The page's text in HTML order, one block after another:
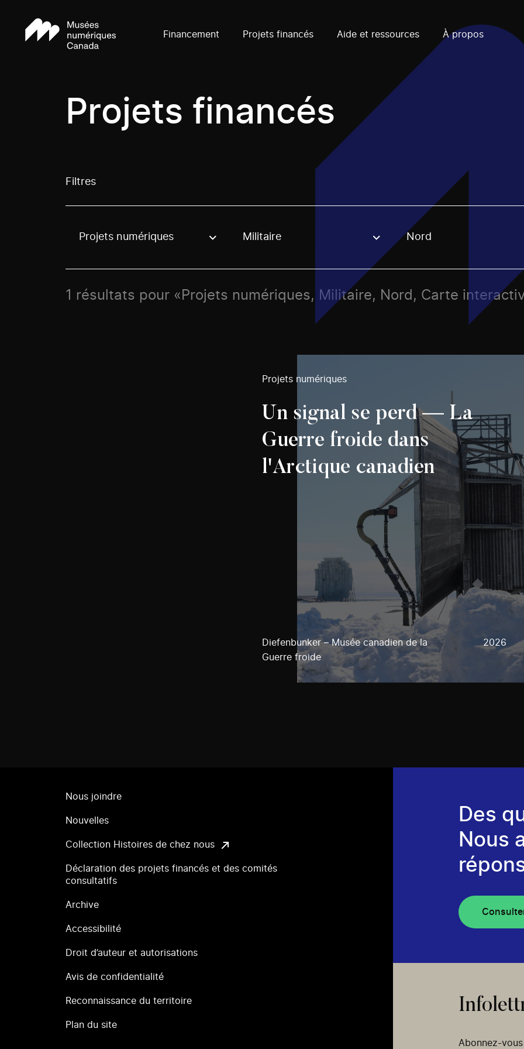
Financement Projets financés Aide et ressources À propos
Projets financés
Filtres
Use these options to filter projects by topic, stream or regon. The filter will be applied when selecting
Projets numériques Militaire Nord
1 résultats pour «Projets numériques, Militaire, Nord, Carte
Projets numériques
Un signal se perd — La
Guerre froide dans
l'Arctique canadien
Diefenbunker – Musée canadien de la
Guerre froide
2026
Nous joindre
Nouvelles
Collection Histoires de chez nous
Déclaration des projets financés et des comités
consultatifs
Archive
Accessibilité
Droit d’auteur et autorisations
Avis de confidentialité
Reconnaissance du territoire
Plan du site
Des
Nous
Abonnez-